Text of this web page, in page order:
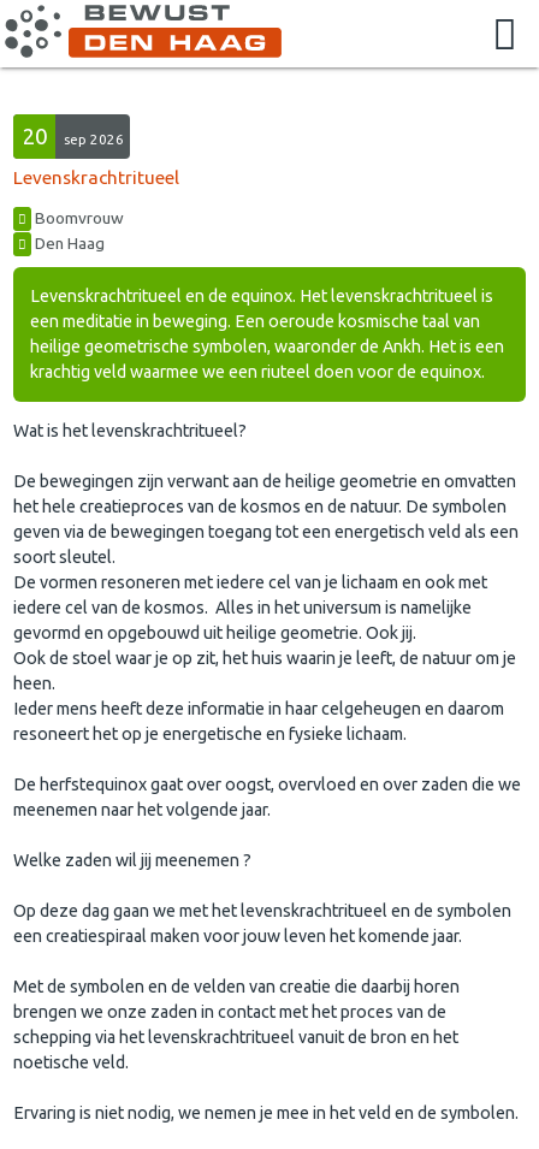
20 sep 2026
Levenskrachtritueel
Boomvrouw
Den Haag
Levenskrachtritueel en de equinox. Het levenskrachtritueel is
een meditatie in beweging. Een oeroude kosmische taal van
heilige geometrische symbolen, waaronder de Ankh. Het is een
krachtig veld waarmee we een riuteel doen voor de equinox.
Wat is het levenskrachtritueel?
De bewegingen zijn verwant aan de heilige geometrie en omvatten
het hele creatieproces van de kosmos en de natuur. De symbolen
geven via de bewegingen toegang tot een energetisch veld als een
soort sleutel.
De vormen resoneren met iedere cel van je lichaam en ook met
iedere cel van de kosmos. Alles in het universum is namelijke
gevormd en opgebouwd uit heilige geometrie. Ook jij.
Ook de stoel waar je op zit, het huis waarin je leeft, de natuur om je
heen.
Ieder mens heeft deze informatie in haar celgeheugen en daarom
resoneert het op je energetische en fysieke lichaam.
De herfstequinox gaat over oogst, overvloed en over zaden die we
meenemen naar het volgende jaar.
Welke zaden wil jij meenemen ?
Op deze dag gaan we met het levenskrachtritueel en de symbolen
een creatiespiraal maken voor jouw leven het komende jaar.
Met de symbolen en de velden van creatie die daarbij horen
brengen we onze zaden in contact met het proces van de
schepping via het levenskrachtritueel vanuit de bron en het
noetische veld.
Ervaring is niet nodig, we nemen je mee in het veld en de symbolen.